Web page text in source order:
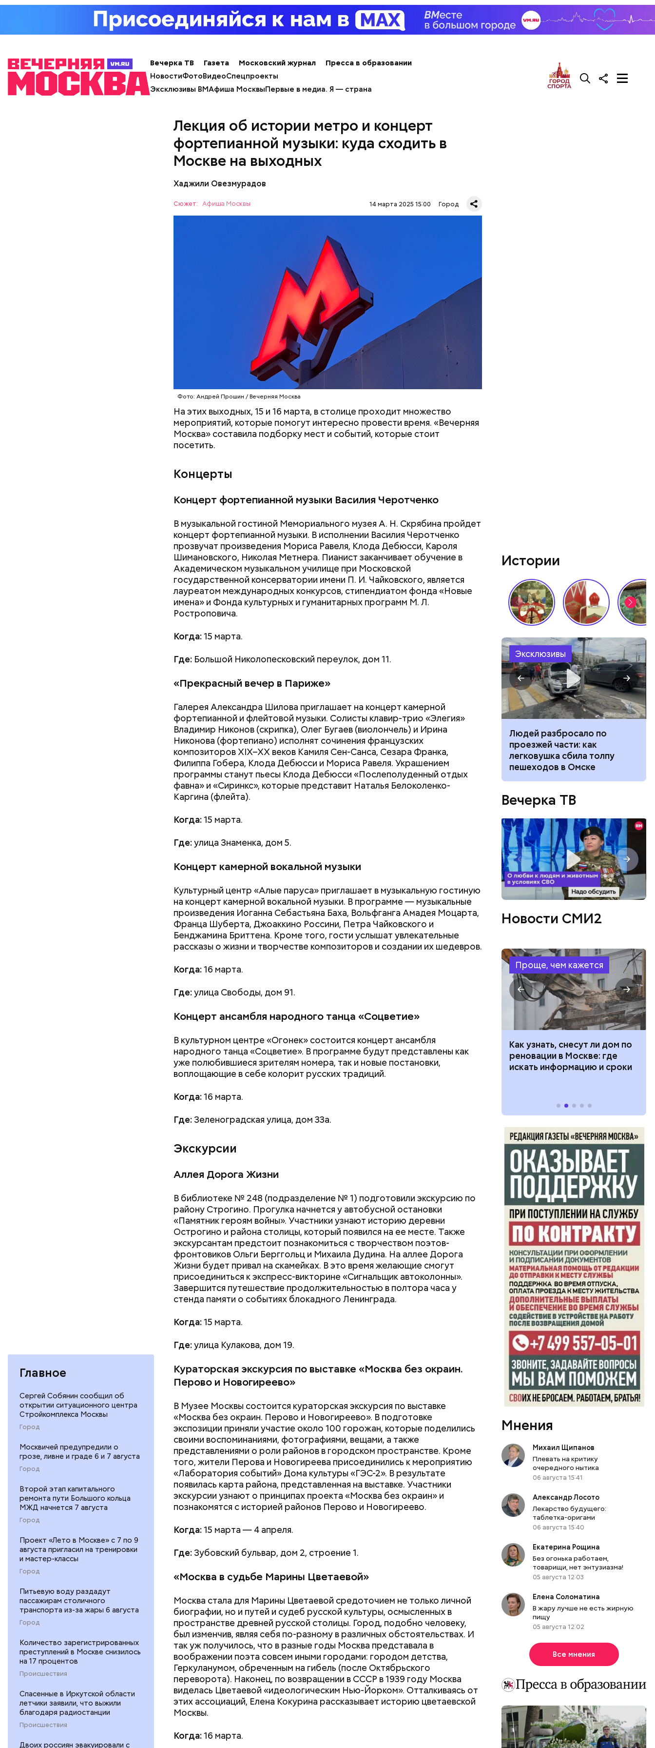
Вечерка ТВ Газета Московский журнал
Пресса в образовании
НовостиФотоВидеоСпецпроекты
Эксклюзивы ВМАфиша МосквыПервые в медиа. Я — страна
Главное
Сергей Собянин сообщил об
открытии ситуационного центра
Стройкомплекса Москвы
Город
Москвичей предупредили о
грозе, ливне и граде 6 и 7 августа
Город
Второй этап капитального
ремонта пути Большого кольца
МЖД начнется 7 августа
Город
Проект «Лето в Москве» с 7 по 9
августа пригласил на тренировки
и мастер-классы
Город
Питьевую воду раздадут
пассажирам столичного
транспорта из-за жары 6 августа
Город
Количество зарегистрированных
преступлений в Москве снизилось
на 17 процентов
Происшествия
Спасенные в Иркутской области
летчики заявили, что выжили
благодаря радиостанции
Происшествия
Двоих россиян эвакуировали с
Лекция об истории метро и концерт
фортепианной музыки: куда сходить в
Москве на выходных
Хаджили Овезмурадов
Сюжет: Афиша Москвы 14 марта 2025 15:00 Город
Фото: Андрей Прошин / Вечерняя Москва
На этих выходных, 15 и 16 марта, в столице проходит множество
мероприятий, которые помогут интересно провести время. «Вечерняя
Москва» составила подборку мест и событий, которые стоит
посетить.
Концерты
Концерт фортепианной музыки Василия Черотченко
В музыкальной гостиной Мемориального музея А. Н. Скрябина пройдет
концерт фортепианной музыки. В исполнении Василия Черотченко
прозвучат произведения Мориса Равеля, Клода Дебюсси, Кароля
Шимановского, Николая Метнера. Пианист заканчивает обучение в
Академическом музыкальном училище при Московской
государственной консерватории имени П. И. Чайковского, является
лауреатом международных конкурсов, стипендиатом фонда «Новые
имена» и Фонда культурных и гуманитарных программ М. Л.
Ростроповича.
Когда:15 марта.
Где: Большой Николопесковский переулок, дом 11.
«Прекрасный вечер в Париже»
Галерея Александра Шилова приглашает на концерт камерной
фортепианной и флейтовой музыки. Солисты клавир-трио «Элегия»
Владимир Никонов (скрипка), Олег Бугаев (виолончель) и Ирина
Никонова (фортепиано) исполнят сочинения французских
композиторов XIX–XX веков Камиля Сен-Санса, Сезара Франка,
Филиппа Гобера, Клода Дебюсси и Мориса Равеля. Украшением
программы станут пьесы Клода Дебюсси «Послеполуденный отдых
фавна» и «Сиринкс», которые представит Наталья Белоколенко-
Каргина (флейта).
Когда:15 марта.
Где:улица Знаменка, дом 5.
Концерт камерной вокальной музыки
Культурный центр «Алые паруса» приглашает в музыкальную гостиную
на концерт камерной вокальной музыки. В программе — музыкальные
произведения Иоганна Себастьяна Баха, Вольфганга Амадея Моцарта,
Франца Шуберта, Джоаккино Россини, Петра Чайковского и
Бенджамина Бриттена. Кроме того, гости услышат увлекательные
рассказы о жизни и творчестве композиторов и создании их шедевров.
Когда:16 марта.
Где:улица Свободы, дом 91.
Концерт ансамбля народного танца «Соцветие»
В культурном центре «Огонек» состоится концерт ансамбля
народного танца «Соцветие». В программе будут представлены как
уже полюбившиеся зрителям номера, так и новые постановки,
воплощающие в себе колорит русских традиций.
Когда:16 марта.
Где: Зеленоградская улица, дом 33а.
Экскурсии
Аллея Дорога Жизни
В библиотеке № 248 (подразделение № 1) подготовили экскурсию по
району Строгино. Прогулка начнется у автобусной остановки
«Памятник героям войны». Участники узнают историю деревни
Острогино и района столицы, который появился на ее месте. Также
экскурсантам предстоит познакомиться с творчеством поэтов-
фронтовиков Ольги Берггольц и Михаила Дудина. На аллее Дорога
Жизни будет привал на скамейках. В это время желающие смогут
присоединиться к экспресс-викторине «Сигнальщик автоколонны».
Завершится путешествие продолжительностью в полтора часа у
стенда памяти о событиях блокадного Ленинграда.
Когда:15 марта.
Где:улица Кулакова, дом 19.
Кураторская экскурсия по выставке «Москва без окраин.
Перово и Новогиреево»
В Музее Москвы состоится кураторская экскурсия по выставке
«Москва без окраин. Перово и Новогиреево». В подготовке
экспозиции приняли участие около 100 горожан, которые поделились
своими воспоминаниями, фотографиями, вещами, а также
представлениями о роли районов в городском пространстве. Кроме
того, жители Перова и Новогиреева присоединились к мероприятию
«Лаборатория событий» Дома культуры «ГЭС-2». В результате
появилась карта района, представленная на выставке. Участники
экскурсии узнают о принципах проекта «Москва без окраин» и
познакомятся с историей районов Перово и Новогиреево.
Когда:15 марта — 4 апреля.
Где: Зубовский бульвар, дом 2, строение 1.
«Москва в судьбе Марины Цветаевой»
Москва стала для Марины Цветаевой средоточием не только личной
биографии, но и путей и судеб русской культуры, осмысленных в
пространстве древней русской столицы. Город, подобно человеку,
был изменчив, являя себя по-разному в различных обстоятельствах. И
так уж получилось, что в разные годы Москва представала в
воображении поэта совсем иными городами: городом детства,
Геркуланумом, обреченным на гибель (после Октябрьского
переворота). Наконец, по возвращении в СССР в 1939 году Москва
виделась Цветаевой «идеологическим Нью-Йорком». Отталкиваясь от
этих ассоциаций, Елена Кокурина рассказывает историю цветаевской
Москвы.
Когда:16 марта.
Истории
Эксклюзивы
Хотела спасти малыша: как
мать и сын погибли при
падении из окна в Раменском
Вода за 10 тысяч: поможет ли
японский напиток сбросить
лишний вес
Людей разбросало по
проезжей части: как
легковушка сбила толпу
пешеходов в Омске
Вечерка ТВ
Новости СМИ2
Проще, чем кажется
Как поменять батареи дома и
не получить штраф
Как получить до 100 тысяч
рублей от государства при
трудной ситуации: кто может
претендовать и какие нужны
Как узнать, снесут ли дом по
реновации в Москве: где
искать информацию и сроки
Мнения
Михаил Щипанов
Плевать на критику
очередного нытика
06 августа 15:41
Александр Лосото
Лекарство будущего:
таблетка-оригами
06 августа 15:40
Екатерина Рощина
Без огонька работаем,
товарищи, нет энтузиазма!
05 августа 12:03
Елена Соломатина
В жару лучше не есть жирную
пищу
05 августа 12:02
Все мнения